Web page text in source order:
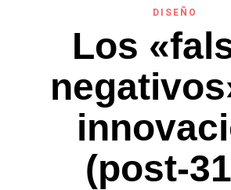
DISEÑO
Los
(post-